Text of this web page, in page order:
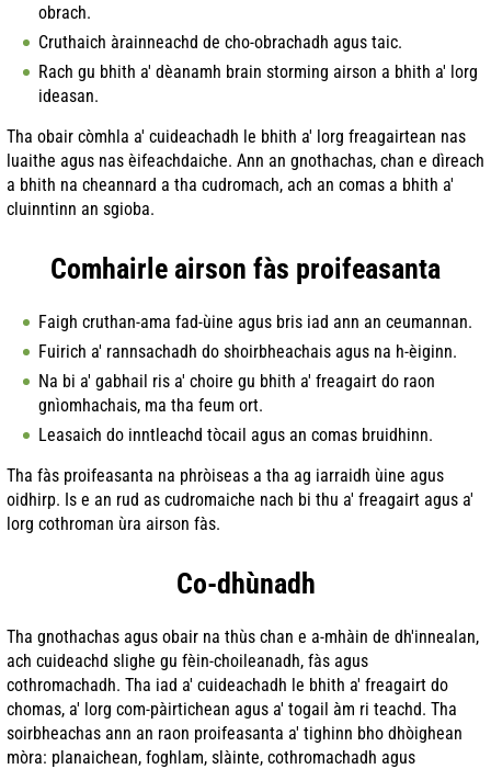
obrach.
Cruthaich àrainneachd de cho-obrachadh agus taic.
Rach gu bhith a' dèanamh brain storming airson a bhith a' lorg
ideasan.
Tha obair còmhla a' cuideachadh le bhith a' lorg freagairtean nas
luaithe agus nas èifeachdaiche. Ann an gnothachas, chan e dìreach
a bhith na cheannard a tha cudromach, ach an comas a bhith a'
cluinntinn an sgioba.
Comhairle airson fàs proifeasanta
Faigh cruthan-ama fad-ùine agus bris iad ann an ceumannan.
Fuirich a' rannsachadh do shoirbheachais agus na h-èiginn.
Na bi a' gabhail ris a' choire gu bhith a' freagairt do raon
gnìomhachais, ma tha feum ort.
Leasaich do inntleachd tòcail agus an comas bruidhinn.
Tha fàs proifeasanta na phròiseas a tha ag iarraidh ùine agus
oidhirp. Is e an rud as cudromaiche nach bi thu a' freagairt agus a'
lorg cothroman ùra airson fàs.
Co-dhùnadh
Tha gnothachas agus obair na thùs chan e a-mhàin de dh'innealan,
ach cuideachd slighe gu fèin-choileanadh, fàs agus
cothromachadh. Tha iad a' cuideachadh le bhith a' freagairt do
chomas, a' lorg com-pàirtichean agus a' togail àm ri teachd. Tha
soirbheachas ann an raon proifeasanta a' tighinn bho dhòighean
mòra: planaichean, foghlam, slàinte, cothromachadh agus